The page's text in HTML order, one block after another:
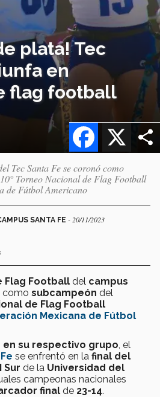
plata! Tec
en
flag football
X
Facebook
Tec Santa Fe se coronó como
Torneo Nacional de Flag Football
de Fútbol Americano
SANTA FE - 20/11/2023
Flag Football del campus
como subcampeón del
de Flag Football
Mexicana de Fútbol
en su respectivo grupo , el
se enfrentó en la final del
Sur de la Universidad del
campeonas nacionales
final de 23-14.